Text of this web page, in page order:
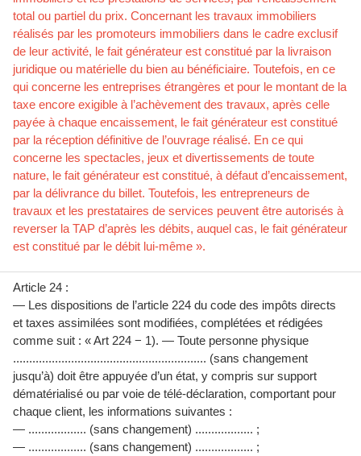
total ou partiel du prix. Concernant les travaux immobiliers
réalisés par les promoteurs immobiliers dans le cadre exclusif
de leur activité, le fait générateur est constitué par la livraison
juridique ou matérielle du bien au bénéficiaire. Toutefois, en ce
qui concerne les entreprises étrangères et pour le montant de la
taxe encore exigible à l’achèvement des travaux, après celle
payée à chaque encaissement, le fait générateur est constitué
par la réception définitive de l’ouvrage réalisé. En ce qui
concerne les spectacles, jeux et divertissements de toute
nature, le fait générateur est constitué, à défaut d’encaissement,
par la délivrance du billet. Toutefois, les entrepreneurs de
travaux et les prestataires de services peuvent être autorisés à
reverser la TAP d’après les débits, auquel cas, le fait générateur
est constitué par le débit lui-même ».
Article 24 :
— Les dispositions de l’article 224 du code des impôts directs
et taxes assimilées sont modifiées, complétées et rédigées
comme suit : « Art 224 − 1). — Toute personne physique
............................................................ (sans changement
jusqu’à) doit être appuyée d’un état, y compris sur support
dématérialisé ou par voie de télé-déclaration, comportant pour
chaque client, les informations suivantes :
— .................. (sans changement) .................. ;
— .................. (sans changement) .................. ;